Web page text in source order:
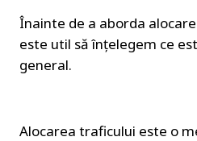
Înainte de a aborda
este util să înțelegem ce
general.
Alocarea traficului este o